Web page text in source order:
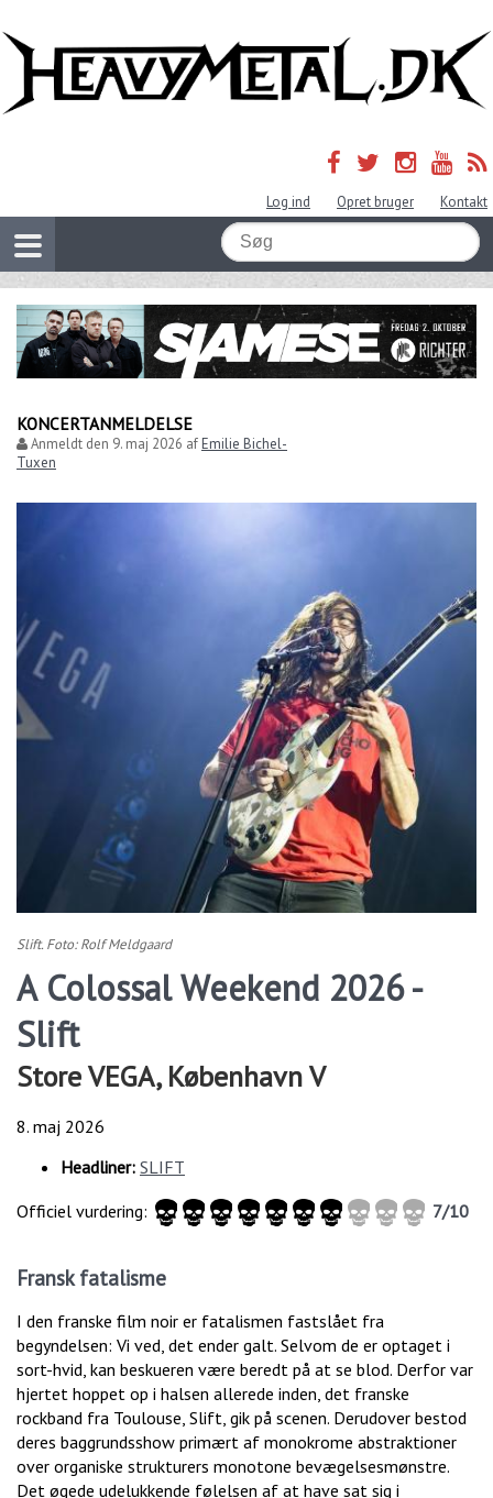
Log ind Opret bruger Kontakt
KONCERTANMELDELSE
Anmeldt den 9. maj 2026 afEmilie Bichel-
Tuxen
Slift. Foto: Rolf Meldgaard
A Colossal Weekend 2026 -
Slift
Store VEGA, København V
8. maj 2026
Headliner: SLIFT
Officiel vurdering:
7/10
Fransk fatalisme
I den franske film noir er fatalismen fastslået fra
begyndelsen: Vi ved, det ender galt. Selvom de er optaget i
sort-hvid, kan beskueren være beredt på at se blod. Derfor var
hjertet hoppet op i halsen allerede inden, det franske
rockband fra Toulouse, Slift, gik på scenen. Derudover bestod
deres baggrundsshow primært af monokrome abstraktioner
over organiske strukturers monotone bevægelsesmønstre.
Det øgede udelukkende følelsen af at have sat sig i